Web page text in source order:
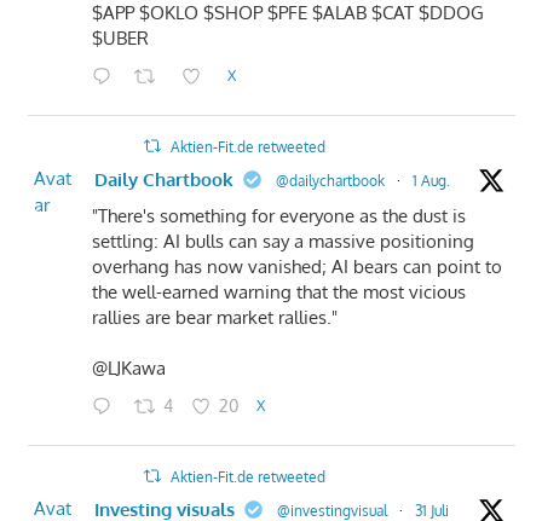
$APP $OKLO $SHOP $PFE $ALAB $CAT $DDOG
$UBER
X
Aktien-Fit.de retweeted
Avat
ar
Daily Chartbook @dailychartbook · 1 Aug.
"There's something for everyone as the dust is
settling: AI bulls can say a massive positioning
overhang has now vanished; AI bears can point to
the well-earned warning that the most vicious
rallies are bear market rallies."
@LJKawa
4 20 X
Aktien-Fit.de retweeted
Avat Investing visuals @investingvisual · 31 Juli